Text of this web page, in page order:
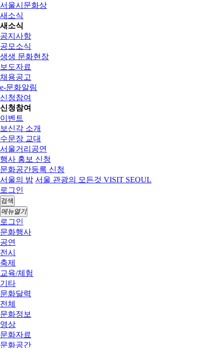
서울시문화상
새소식
새소식
공지사항
공모소식
생생 문화현장
보도자료
채용공고
e-문화알림
신청참여
신청참여
이벤트
보신각 소개
수문장 교대
서울거리공연
행사 홍보 신청
문화공간등록 신청
서울의 밤 서울 관광의 모든것 VISIT SEOUL
로그인
검색
메뉴열기
로그인
문화행사
공연
전시
축제
교육/체험
기타
문화달력
전체
문화정보
영상
문화자료
문화공간